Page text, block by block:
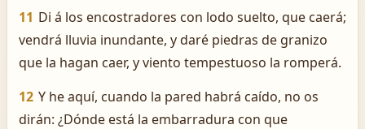
11 Di á los encostradores con lodo suelto, que caerá;
vendrá lluvia inundante, y daré piedras de granizo
que la hagan caer, y viento tempestuoso la romperá.
12 Y he aquí, cuando la pared habrá caído, no os
dirán: ¿Dónde está la embarradura con que